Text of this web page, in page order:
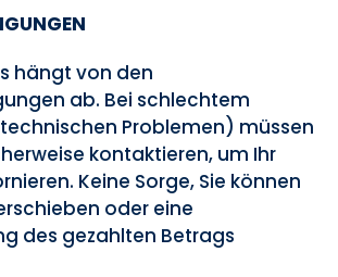
hängt von den
ab. Bei schlechtem
Problemen) müssen
kontaktieren, um Ihr
Keine Sorge, Sie können
oder eine
des gezahlten Betrags